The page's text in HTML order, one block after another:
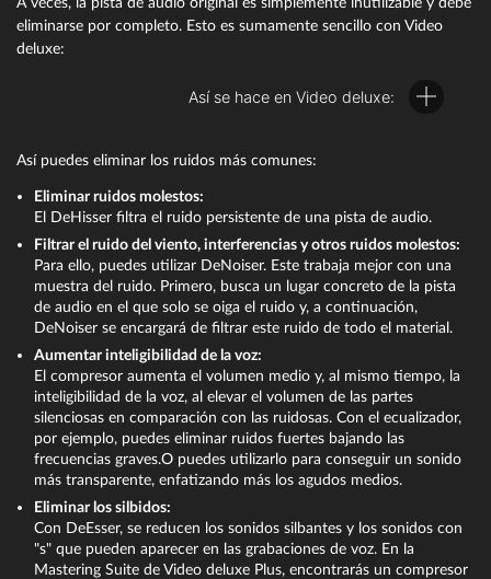
Si quieres combinar varias pistas de audio, mueve en primer
lugar todas las pistas y objetos de audio a sus propias pistas.
Mantén pulsada la tecla Shift para fijar la posición horizontal
Durante la reproducción, sigue la visualización del medidor
de "efectos". Con ellos, podrás acceder a todos los efectos
relacionados con la pista, como, por ejemplo, un compresor
y un ecualizador.
Con el botón "Masterización" en la zona derecha se abre la
página de efectos para el sonido general. Ahí encontrarás un
limitador para evitar sobremodulaciones. El limitador analiza
los picos de señal y reduce sistemáticamente a 0 dB todos
los sonidos que estén por encima y que, por tanto,
provocarían distorsiones. Con el compresor profesional
multibanda "MultiMax", el espectro de frecuencias se divide
en tres rangos. Con él, por ejemplo, puedes dejar todos los
tonos graves sin comprimir y ayudar a que una voz
femenina aguda gane más volumen y presencia mediante
una compresión específica.
Los efectos del mezclador de audio ofrecen muchas
posibilidades de optimización del volumen y del sonido y son
una característica excepcional de Video deluxe.
eliminarse por completo. Esto es sumamente sencillo con Video
deluxe:
Así se hace en Video deluxe:
Eliminar u optimizar el audio de vídeos
Haz clic con el botón derecho del ratón en el vídeo que está
en la pista y selecciona una de las dos alternativas posibles
en el menú contextual:
Funciones de audio > Silenciar objeto de audio:Con esta
opción, silencias la pista de audio, pero puedes reactivarla en
cualquier momento si cambias de opinión.
Funciones de audio > Eliminar objeto de audio:Con esta
opción, se elimina el sonido por completo.
En otros casos, no debe eliminarse toda la pista de audio, sino
solo algunos ruidos molestos, como silbidos, chasquidos o
crujidos. Para ello, puedes utilizar los efectos de audio de Video
Así puedes eliminar los ruidos más comunes:
Eliminar ruidos molestos:
El DeHisser filtra el ruido persistente de una pista de audio.
Filtrar el ruido del viento, interferencias y otros ruidos molestos:
Para ello, puedes utilizar DeNoiser. Este trabaja mejor con una
muestra del ruido. Primero, busca un lugar concreto de la pista
de audio en el que solo se oiga el ruido y, a continuación,
DeNoiser se encargará de filtrar este ruido de todo el material.
Aumentar inteligibilidad de la voz:
El compresor aumenta el volumen medio y, al mismo tiempo, la
inteligibilidad de la voz, al elevar el volumen de las partes
silenciosas en comparación con las ruidosas. Con el ecualizador,
por ejemplo, puedes eliminar ruidos fuertes bajando las
frecuencias graves.O puedes utilizarlo para conseguir un sonido
más transparente, enfatizando más los agudos medios.
Eliminar los silbidos:
Con DeEsser, se reducen los sonidos silbantes y los sonidos con
"s" que pueden aparecer en las grabaciones de voz. En la
Mastering Suite de Video deluxe Plus, encontrarás un compresor